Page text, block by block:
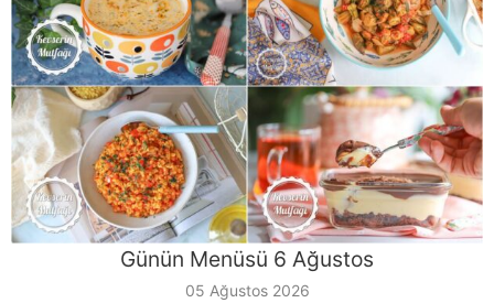
Günün Menüsü 6 Ağustos
05 Ağustos 2026